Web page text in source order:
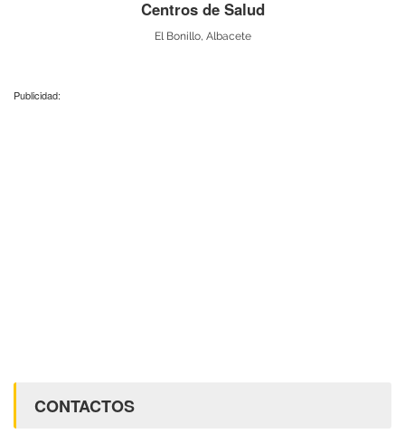
Centros de Salud
El Bonillo, Albacete
Publicidad:
CONTACTOS